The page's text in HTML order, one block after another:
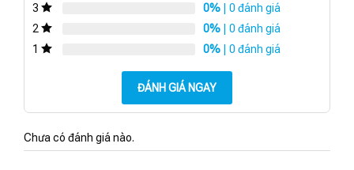
3
0% | 0 đánh giá
2
0% | 0 đánh giá
1
0% | 0 đánh giá
ĐÁNH GIÁ NGAY
Chưa có đánh giá nào.